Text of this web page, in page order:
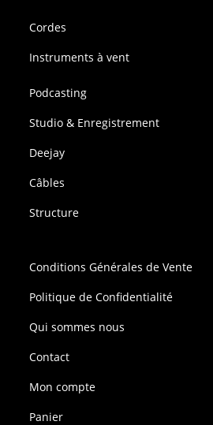
Cordes
Instruments à vent
Podcasting
Studio & Enregistrement
Deejay
Câbles
Structure
Conditions Générales de Vente
Politique de Confidentialité
Qui sommes nous
Contact
Mon compte
Panier